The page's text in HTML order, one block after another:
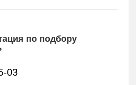
по подбору
03